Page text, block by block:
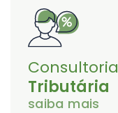
Consultoria
Tributária
saiba mais